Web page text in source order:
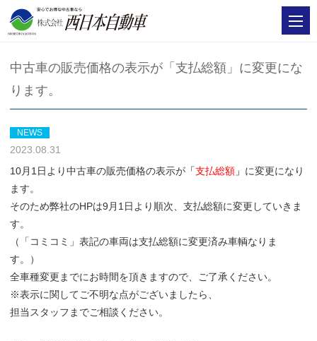
中古車の販売価格の表示が「支払総額」に変更にな
ります。
NEWS
2023.08.31
10月1日より中古車の販売価格の表示が 「支払総額 」 に変更になり
ます。
そのため弊社のHPは9月1日より順次、支払総額に変更していきま
す。
（「コミコミ」表記の車両は支払総額に変更済み車輌なりま
す。）
全車種変更までにお時間を頂きますので、ご了承ください。
※表示に関してご不明な点がございましたら、
担当スタッフまでご相談ください。